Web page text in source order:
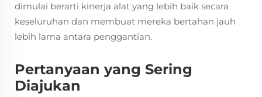
dimulai berarti kinerja alat yang lebih baik secara
keseluruhan dan membuat mereka bertahan jauh
lebih lama antara penggantian.
Pertanyaan yang Sering
Diajukan